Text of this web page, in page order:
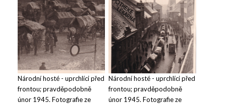
Národní hosté - uprchlíci před
frontou; pravděpodobně
únor 1945. Fotografie ze
Národní hosté - uprchlíci před
frontou; pravděpodobně
únor 1945. Fotografie ze